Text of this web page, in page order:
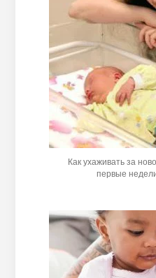
Как ухаживать за
первые